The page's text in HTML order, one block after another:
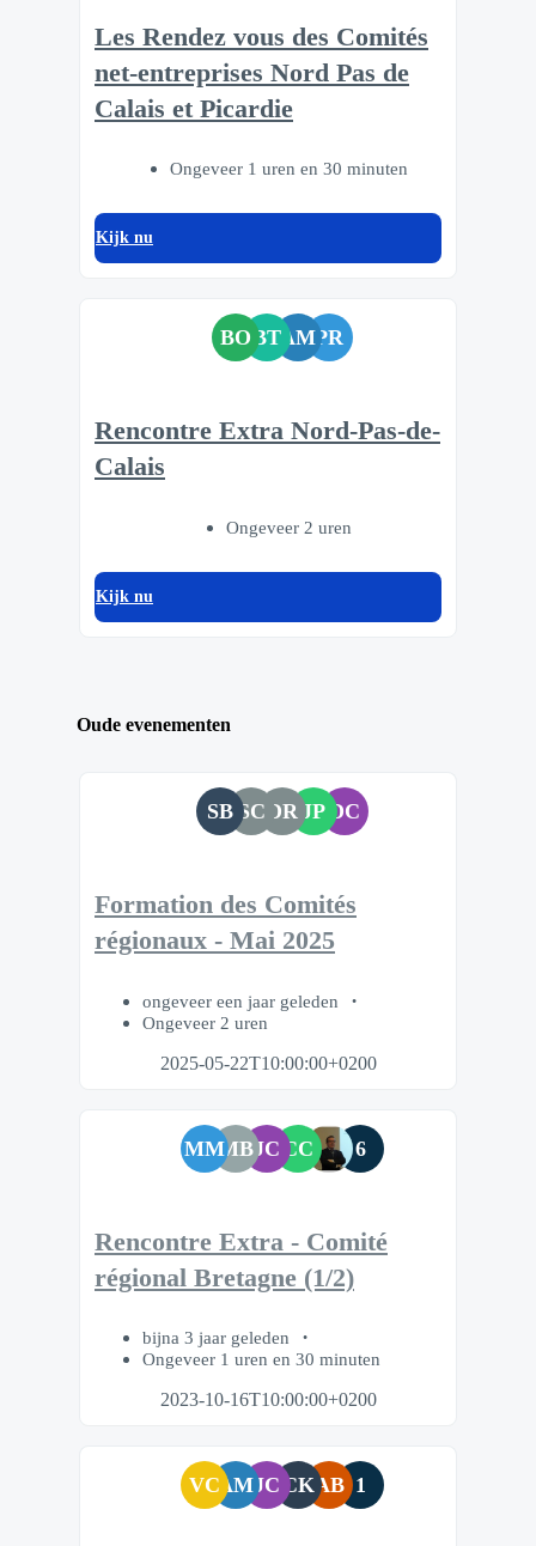
Les Rendez vous des Comités
net-entreprises Nord Pas de
Calais et Picardie
Ongeveer 1 uren en 30 minuten
Kijk nu
BO BTAMPR
Rencontre Extra Nord-Pas-de-
Calais
Ongeveer 2 uren
Kijk nu
Oude evenementen
SB SC DR JP DC
Formation des Comités
régionaux - Mai 2025
ongeveer een jaar geleden
Ongeveer 2 uren
2025-05-22T10:00:00+0200
MMMBJC CC 6
Rencontre Extra - Comité
régional Bretagne (1/2)
bijna 3 jaar geleden
Ongeveer 1 uren en 30 minuten
2023-10-16T10:00:00+0200
VCAM JC CKAB 1